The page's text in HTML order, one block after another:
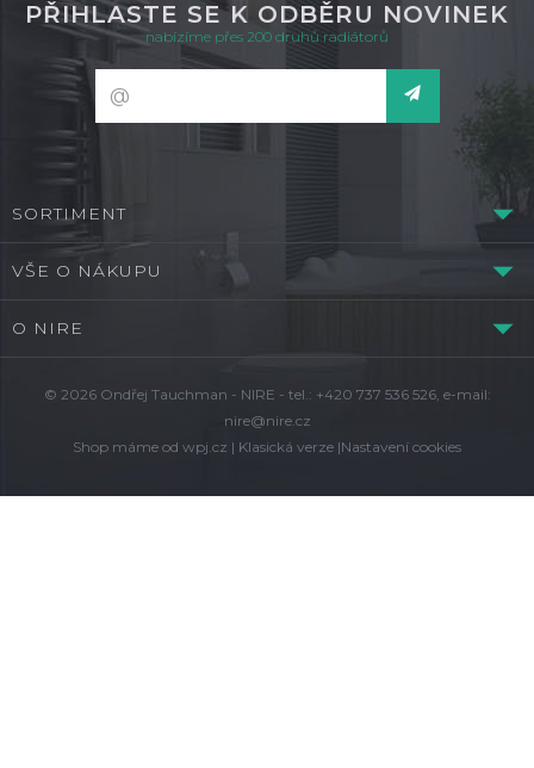
PŘIHLASTE SE K ODBĚRU NOVINEK
nabízíme přes 200 druhů radiátorů
SORTIMENT
VŠE O NÁKUPU
O NIRE
© 2026 Ondřej Tauchman - NIRE - tel.: +420 737 536 526, e-mail:
nire@nire.cz
Shop máme od wpj.cz | Klasická verze |Nastavení cookies